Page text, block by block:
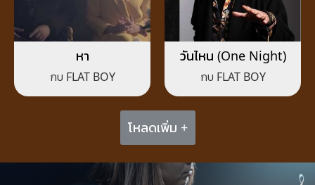
หา
กบ FLAT BOY
วันไหน (One Night)
กบ FLAT BOY
โหลดเพิ่ม +